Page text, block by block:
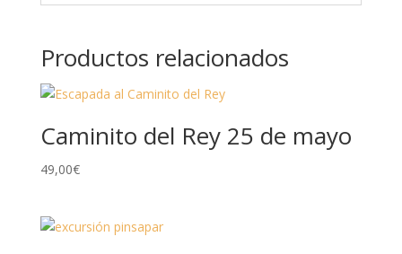
Productos relacionados
Caminito del Rey 25 de mayo
49,00€